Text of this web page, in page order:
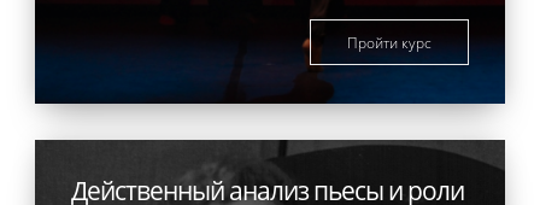
Пройти курс
Действенный анализ пьесы и роли